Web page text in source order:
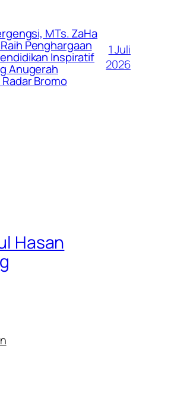
MTs. ZaHa
Penghargaan
Inspiratif
Anugerah
Bromo
1 Juli
2026
Hasan